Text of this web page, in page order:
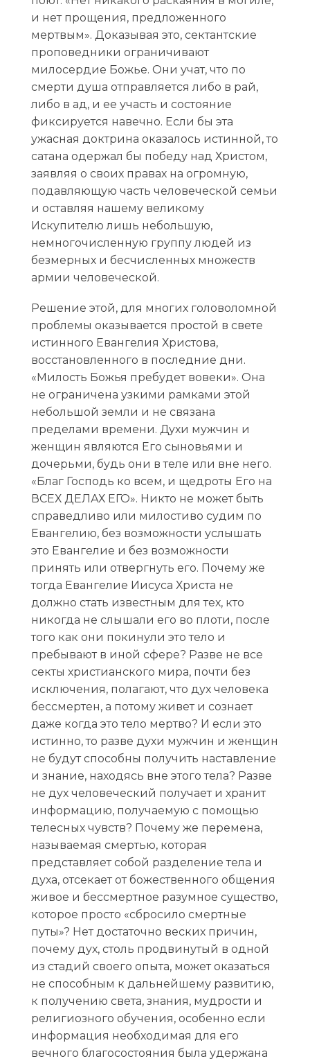
и нет прощения, предложенного
мертвым». Доказывая это, сектантские
проповедники ограничивают
милосердие Божье. Они учат, что по
смерти душа отправляется либо в рай,
либо в ад, и ее участь и состояние
фиксируется навечно. Если бы эта
ужасная доктрина оказалось истинной, то
сатана одержал бы победу над Христом,
заявляя о своих правах на огромную,
подавляющую часть человеческой семьи
и оставляя нашему великому
Искупителю лишь небольшую,
немногочисленную группу людей из
безмерных и бесчисленных множеств
армии человеческой.
Решение этой, для многих головоломной
проблемы оказывается простой в свете
истинного Евангелия Христова,
восстановленного в последние дни.
«Милость Божья пребудет вовеки». Она
не ограничена узкими рамками этой
небольшой земли и не связана
пределами времени. Духи мужчин и
женщин являются Его сыновьями и
дочерьми, будь они в теле или вне него.
«Благ Господь ко всем, и щедроты Его на
ВСЕХ ДЕЛАХ ЕГО». Никто не может быть
справедливо или милостиво судим по
Евангелию, без возможности услышать
это Евангелие и без возможности
принять или отвергнуть его. Почему же
тогда Евангелие Иисуса Христа не
должно стать известным для тех, кто
никогда не слышали его во плоти, после
того как они покинули это тело и
пребывают в иной сфере? Разве не все
секты христианского мира, почти без
исключения, полагают, что дух человека
бессмертен, а потому живет и сознает
даже когда это тело мертво? И если это
истинно, то разве духи мужчин и женщин
не будут способны получить наставление
и знание, находясь вне этого тела? Разве
не дух человеческий получает и хранит
информацию, получаемую с помощью
телесных чувств? Почему же перемена,
называемая смертью, которая
представляет собой разделение тела и
духа, отсекает от божественного общения
живое и бессмертное разумное существо,
которое просто «сбросило смертные
путы»? Нет достаточно веских причин,
почему дух, столь продвинутый в одной
из стадий своего опыта, может оказаться
не способным к дальнейшему развитию,
к получению света, знания, мудрости и
религиозного обучения, особенно если
информация необходимая для его
вечного благосостояния была удержана